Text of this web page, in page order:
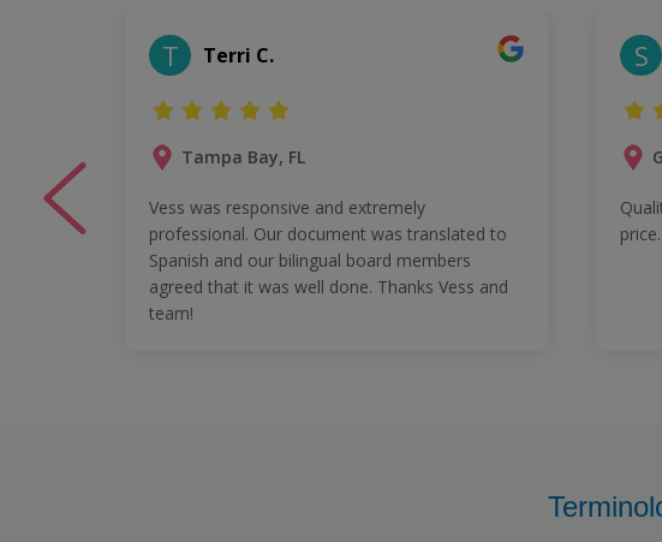
T Terri C.
Tampa Bay, FL
Vess was responsive and extremely
professional. Our document was translated to
Spanish and our bilingual board members
agreed that it was well done. Thanks Vess and
team!
S